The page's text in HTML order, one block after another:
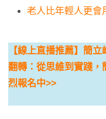
老人比年輕人更會
【線上直播推薦】簡
翻轉：從思維到實踐，
烈報名中>>